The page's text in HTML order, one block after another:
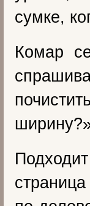
сумке,
Комар